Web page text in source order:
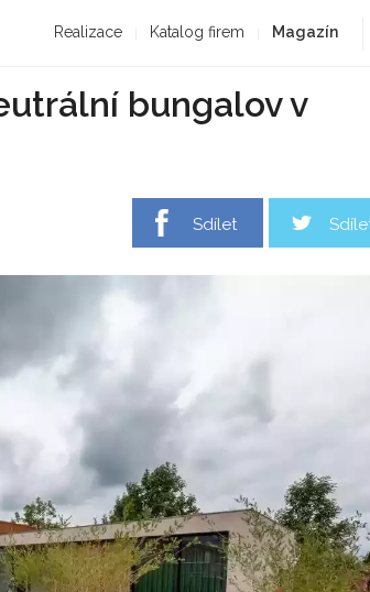
Realizace Katalog firem Magazín
bungalov v
Sdílet